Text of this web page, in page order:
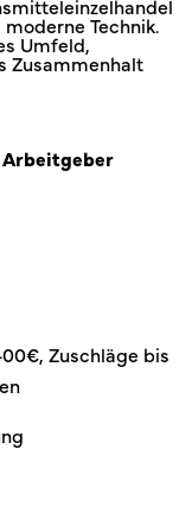
Technik.
Umfeld,
Zusammenhalt
Arbeitgeber
Zuschläge bis